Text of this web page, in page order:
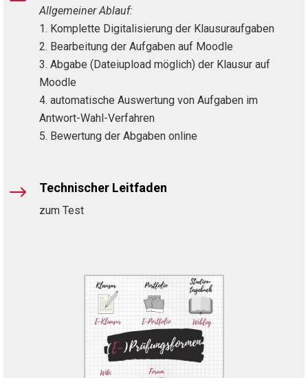
Allgemeiner Ablauf:
Komplette Digitalisierung der Klausuraufgaben
Bearbeitung der Aufgaben auf Moodle
Abgabe (Dateiupload möglich) der Klausur auf
Moodle
automatische Auswertung von Aufgaben im
Antwort-Wahl-Verfahren
Bewertung der Abgaben online
$ Technischer Leitfaden
zum Test